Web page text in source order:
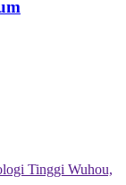
Tinggi Wuhou,